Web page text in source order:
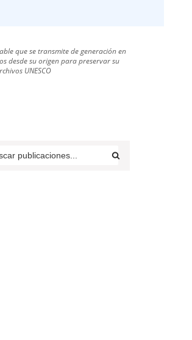
que se transmite de generación en
desde su origen para preservar su
UNESCO